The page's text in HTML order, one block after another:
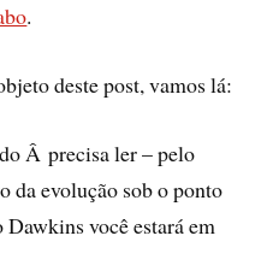
.
deste post, vamos lá:
Â precisa ler – pelo
da evolução sob o ponto
você estará em